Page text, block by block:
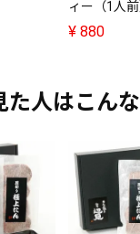
ィー（1人前
¥ 880
た人はこん